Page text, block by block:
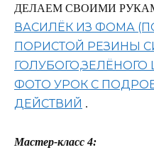
ДЕЛАЕМ СВОИМИ
ВАСИЛЁК ИЗ ФОМА
ПОРИСТОЙ РЕЗИНЫ
ФОТО УРОК С
ДЕЙСТВИЙ .
Мастер-класс 4: